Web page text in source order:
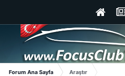
Forum Ana Sayfa Araştır